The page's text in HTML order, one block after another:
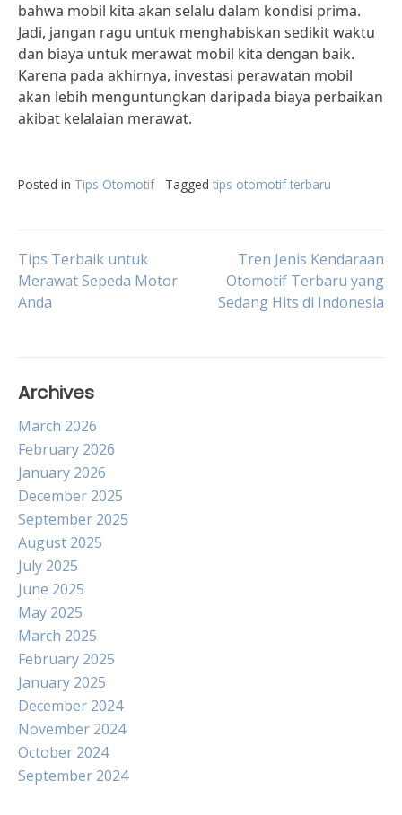
bahwa mobil kita akan selalu dalam kondisi prima.
Jadi, jangan ragu untuk menghabiskan sedikit waktu
dan biaya untuk merawat mobil kita dengan baik.
Karena pada akhirnya, investasi perawatan mobil
akan lebih menguntungkan daripada biaya perbaikan
akibat kelalaian merawat.
Posted in Tips Otomotif Tagged tips otomotif terbaru
Post
navigation
Tips Terbaik untuk
Merawat Sepeda Motor
Anda
Tren Jenis Kendaraan
Otomotif Terbaru yang
Sedang Hits di Indonesia
Archives
March 2026
February 2026
January 2026
December 2025
September 2025
August 2025
July 2025
June 2025
May 2025
March 2025
February 2025
January 2025
December 2024
November 2024
October 2024
September 2024